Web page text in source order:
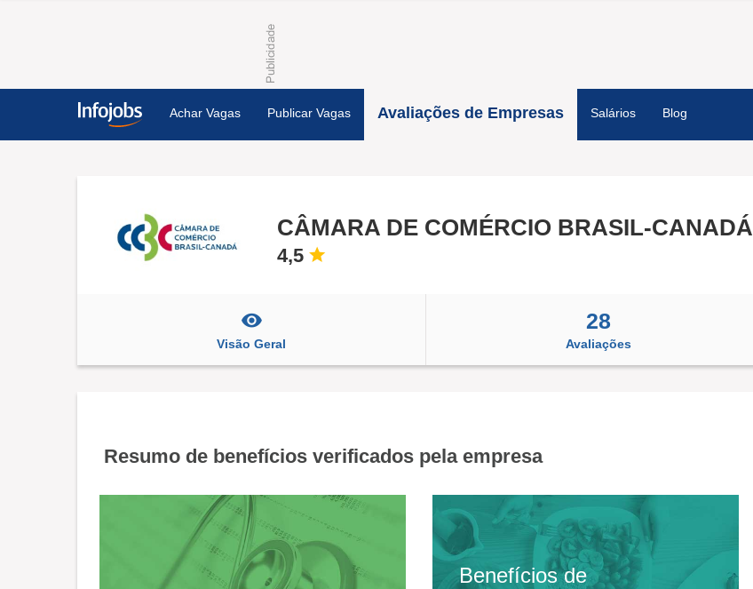
Achar Vagas Publicar Vagas Avaliações de Empresas Salários Blog
CÂMARA DE COMÉRCIO BRASIL-CANADÁ
4,5
Visão Geral
28
Avaliações
Resumo de benefícios verificados pela empresa
Benefícios de